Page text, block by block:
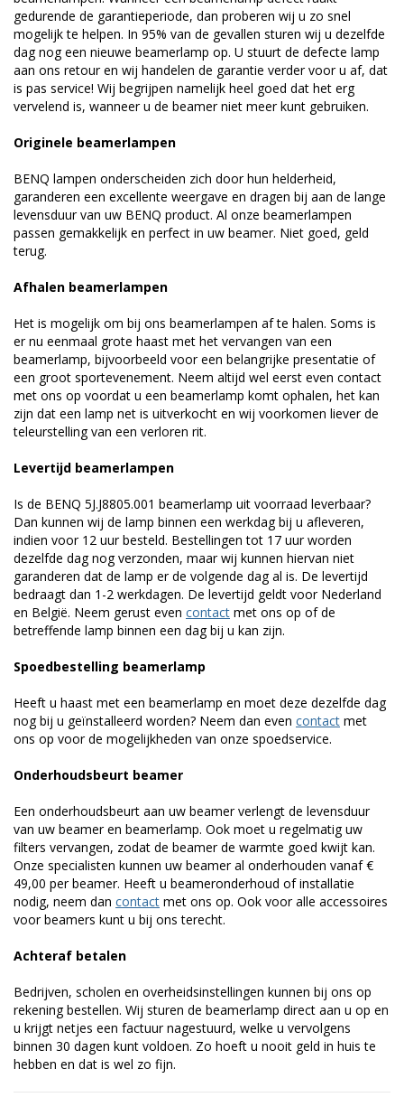
gedurende de garantieperiode, dan proberen wij u zo snel
mogelijk te helpen. In 95% van de gevallen sturen wij u dezelfde
dag nog een nieuwe beamerlamp op. U stuurt de defecte lamp
aan ons retour en wij handelen de garantie verder voor u af, dat
is pas service! Wij begrijpen namelijk heel goed dat het erg
vervelend is, wanneer u de beamer niet meer kunt gebruiken.
Originele beamerlampen
BENQ lampen onderscheiden zich door hun helderheid,
garanderen een excellente weergave en dragen bij aan de lange
levensduur van uw BENQ product. Al onze beamerlampen
passen gemakkelijk en perfect in uw beamer. Niet goed, geld
terug.
Afhalen beamerlampen
Het is mogelijk om bij ons beamerlampen af te halen. Soms is
er nu eenmaal grote haast met het vervangen van een
beamerlamp, bijvoorbeeld voor een belangrijke presentatie of
een groot sportevenement. Neem altijd wel eerst even contact
met ons op voordat u een beamerlamp komt ophalen, het kan
zijn dat een lamp net is uitverkocht en wij voorkomen liever de
teleurstelling van een verloren rit.
Levertijd beamerlampen
Is de BENQ 5J.J8805.001 beamerlamp uit voorraad leverbaar?
Dan kunnen wij de lamp binnen een werkdag bij u afleveren,
indien voor 12 uur besteld. Bestellingen tot 17 uur worden
dezelfde dag nog verzonden, maar wij kunnen hiervan niet
garanderen dat de lamp er de volgende dag al is. De levertijd
bedraagt dan 1-2 werkdagen. De levertijd geldt voor Nederland
en België. Neem gerust even contact met ons op of de
betreffende lamp binnen een dag bij u kan zijn.
Spoedbestelling beamerlamp
Heeft u haast met een beamerlamp en moet deze dezelfde dag
nog bij u geïnstalleerd worden? Neem dan even contact met
ons op voor de mogelijkheden van onze spoedservice.
Onderhoudsbeurt beamer
Een onderhoudsbeurt aan uw beamer verlengt de levensduur
van uw beamer en beamerlamp. Ook moet u regelmatig uw
filters vervangen, zodat de beamer de warmte goed kwijt kan.
Onze specialisten kunnen uw beamer al onderhouden vanaf €
49,00 per beamer. Heeft u beameronderhoud of installatie
nodig, neem dan contact met ons op. Ook voor alle accessoires
voor beamers kunt u bij ons terecht.
Achteraf betalen
Bedrijven, scholen en overheidsinstellingen kunnen bij ons op
rekening bestellen. Wij sturen de beamerlamp direct aan u op en
u krijgt netjes een factuur nagestuurd, welke u vervolgens
binnen 30 dagen kunt voldoen. Zo hoeft u nooit geld in huis te
hebben en dat is wel zo fijn.